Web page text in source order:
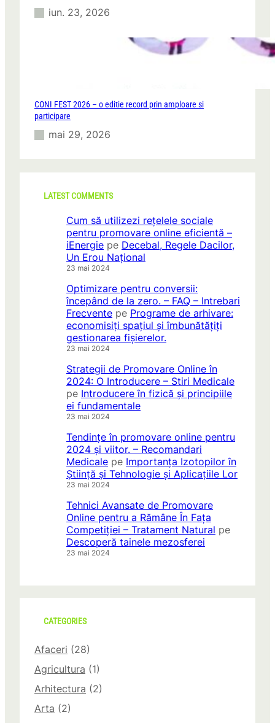
iun. 23, 2026
CONI FEST 2026 – o editie record prin amploare si
participare
mai 29, 2026
LATEST COMMENTS
Cum să utilizezi rețelele sociale
pentru promovare online eficientă –
iEnergie pe Decebal, Regele Dacilor,
Un Erou Național
23 mai 2024
Optimizare pentru conversii:
începând de la zero. – FAQ – Intrebari
Frecvente pe Programe de arhivare:
economisiți spațiul și îmbunătățiți
gestionarea fișierelor.
23 mai 2024
Strategii de Promovare Online în
2024: O Introducere – Stiri Medicale
pe Introducere în fizică și principiile
ei fundamentale
23 mai 2024
Tendințe în promovare online pentru
2024 și viitor. – Recomandari
Medicale pe Importanța Izotopilor în
Știință și Tehnologie și Aplicațiile Lor
23 mai 2024
Tehnici Avansate de Promovare
Online pentru a Rămâne În Fața
Competiției – Tratament Natural pe
Descoperă tainele mezosferei
23 mai 2024
CATEGORIES
Afaceri (28)
Agricultura (1)
Arhitectura (2)
Arta (2)